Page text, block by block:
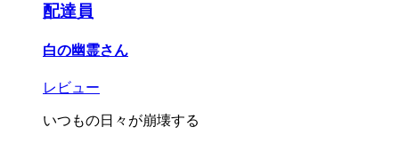
配達員
白の幽霊さん
レビュー
いつもの日々が崩壊する